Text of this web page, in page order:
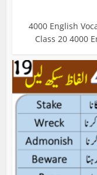
4000 English
Class 20 4000